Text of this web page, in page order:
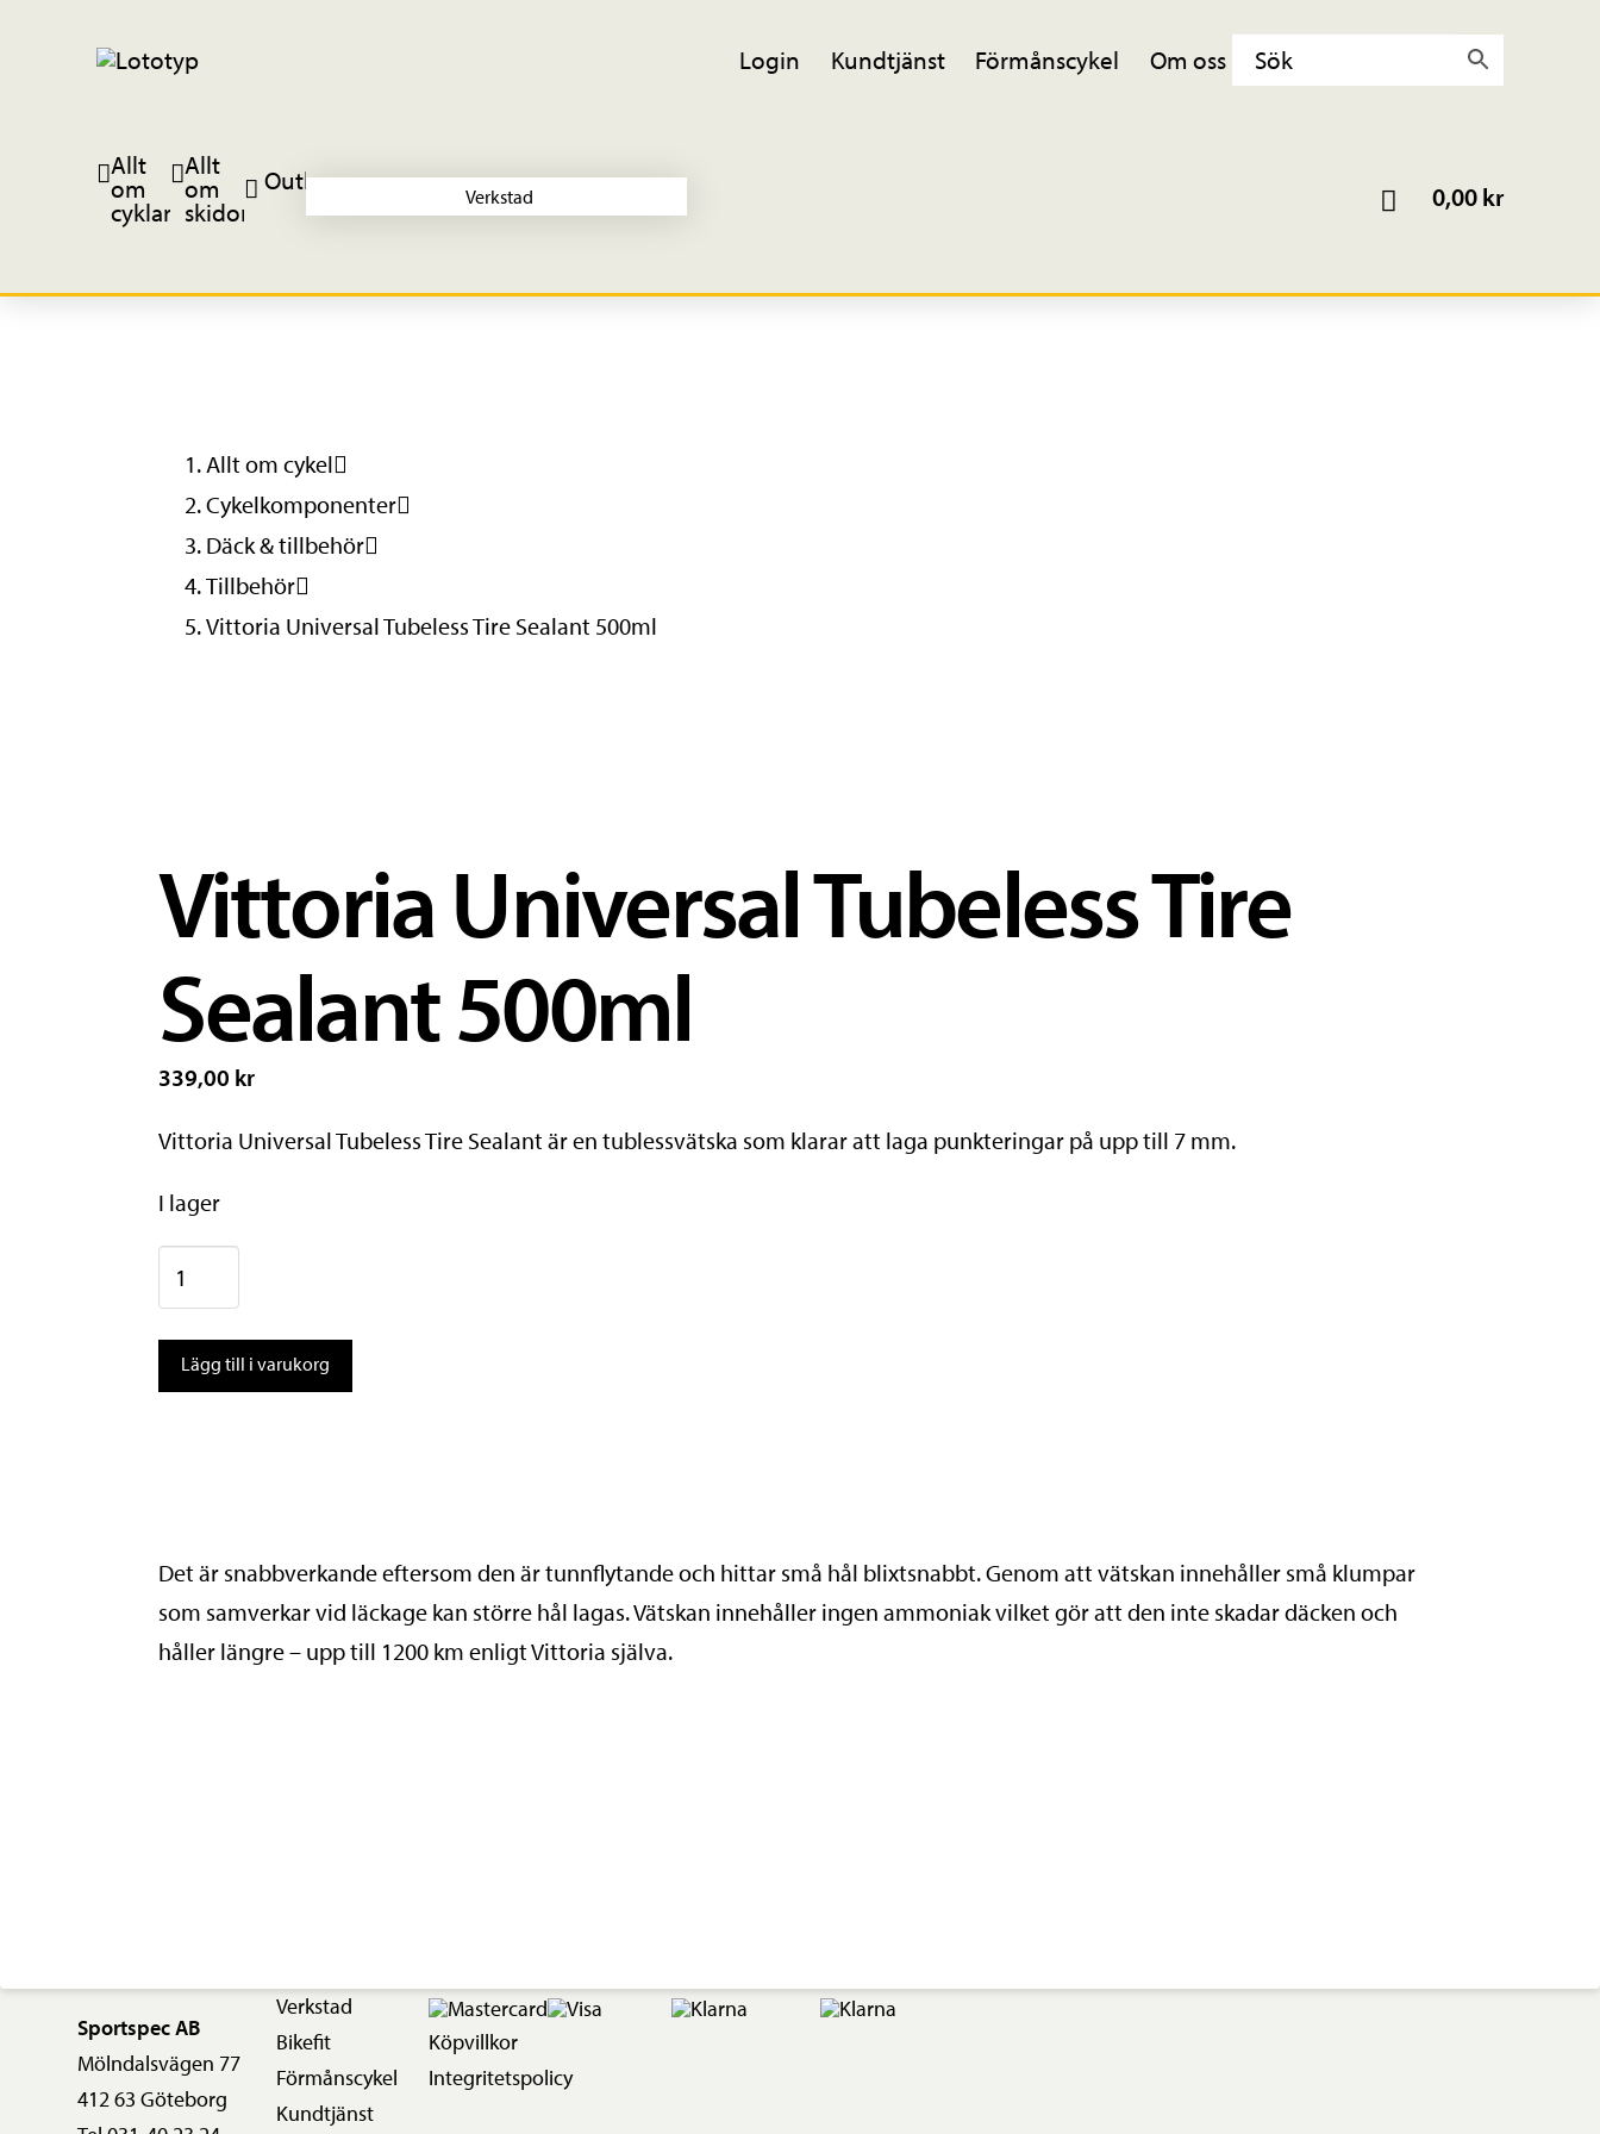
Login Kundtjänst Förmånscykel Om oss
Allt
om
cyklar
Allt
om
skidor
Outlet
Verkstad 0,00kr
Allt om cykel
Cykelkomponenter
Däck & tillbehör
Tillbehör
Vittoria Universal Tubeless Tire Sealant 500ml
Vittoria Universal Tubeless Tire
Sealant 500ml
339,00 kr
Vittoria Universal Tubeless Tire Sealant är en tublessvätska som klarar att laga punkteringar på upp till 7 mm.
I lager
Vittoria
Universal
Tubeless
Lägg till i varukorg
Det är snabbverkande eftersom den är tunnflytande och hittar små hål blixtsnabbt. Genom att vätskan innehåller små klumpar
som samverkar vid läckage kan större hål lagas. Vätskan innehåller ingen ammoniak vilket gör att den inte skadar däcken och
håller längre – upp till 1200 km enligt Vittoria själva.
Sportspec AB
Mölndalsvägen 77
412 63 Göteborg
Verkstad
Bikefit
Förmånscykel
Kundtjänst
Köpvillkor
Integritetspolicy